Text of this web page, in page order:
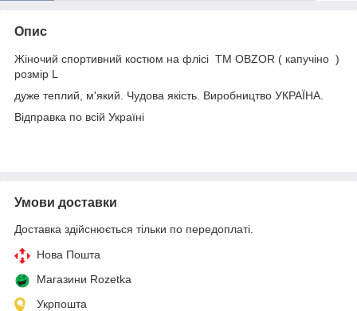
Опис
Жіночий спортивний костюм на флісі ТМ OBZOR ( капучіно )
розмір L
дуже теплий, м'який. Чудова якість. Виробництво УКРАЇНА.
Відправка по всій Україні
Умови доставки
Доставка здійснюється тільки по передоплаті.
Нова Пошта
Магазини Rozetka
Укрпошта